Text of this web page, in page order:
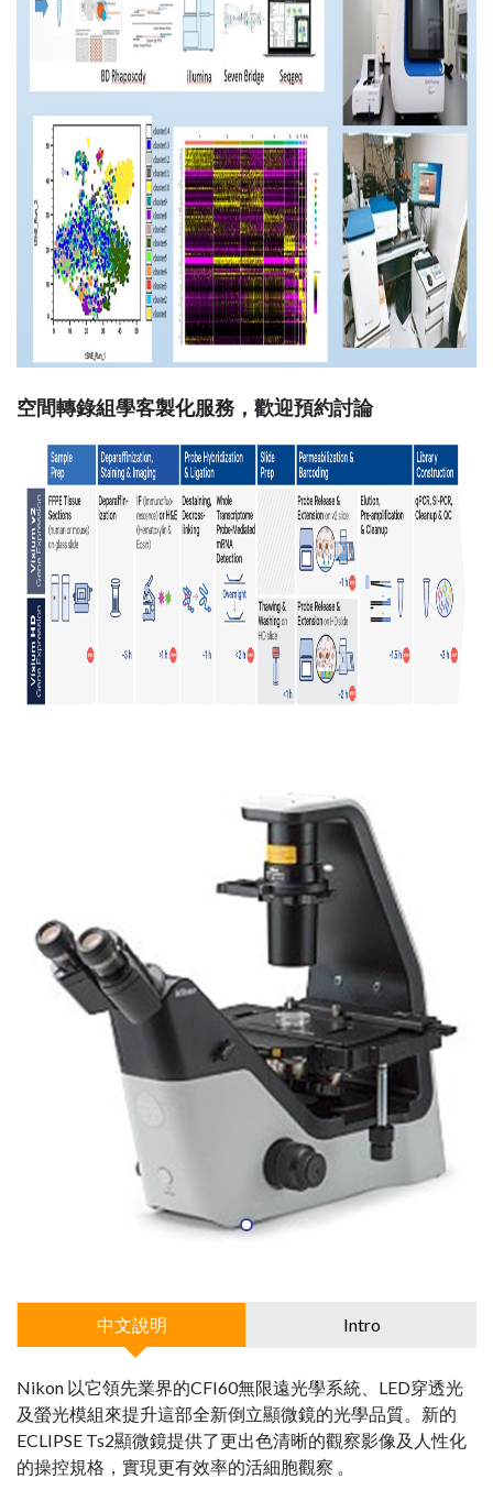
空間轉錄組學客製化服務，歡迎預約討論
中文說明 Intro
Nikon 以它領先業界的CFI60無限遠光學系統、LED穿透光
及螢光模組來提升這部全新倒立顯微鏡的光學品質。新的
ECLIPSE Ts2顯微鏡提供了更出色清晰的觀察影像及人性化
的操控規格，實現更有效率的活細胞觀察 。